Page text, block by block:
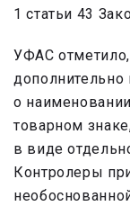
1 статьи 43
УФАС отметило,
дополнительно
о
товарном
в виде
Контролеры